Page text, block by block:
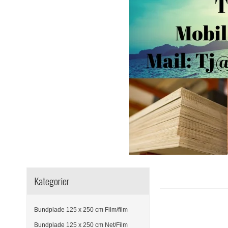
Kategorier
Bundplade 125 x 250 cm Film/film
Bundplade 125 x 250 cm Net/Film